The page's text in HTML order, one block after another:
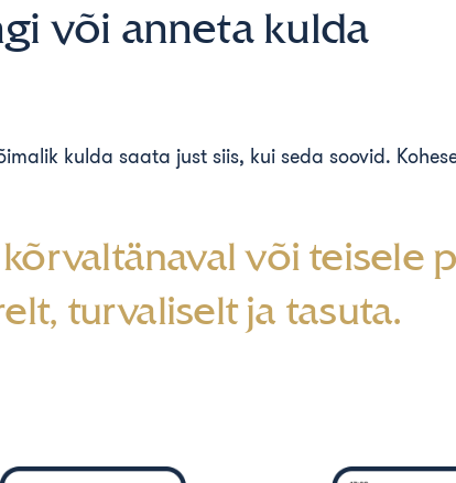
või anneta kulda
kulda saata just siis, kui seda soovid.
või teisele
turvaliselt ja tasuta.